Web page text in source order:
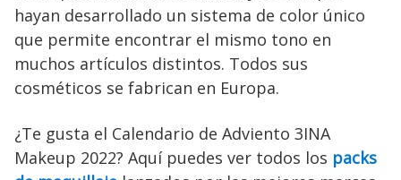
hayan desarrollado un sistema de color único
que permite encontrar el mismo tono en
muchos artículos distintos. Todos sus
cosméticos se fabrican en Europa.
¿Te gusta el Calendario de Adviento 3INA
Makeup 2022? Aquí puedes ver todos los packs